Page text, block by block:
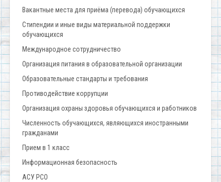
Вакантные места для приёма (перевода) обучающихся
Стипендии и иные виды материальной поддержки
обучающихся
Международное сотрудничество
Организация питания в образовательной организации
Образовательные стандарты и требования
Противодействие коррупции
Организация охраны здоровья обучающихся и работников
Численность обучающихся, являющихся иностранными
гражданами
Прием в 1 класс
Информационная безопасность
АСУ РСО